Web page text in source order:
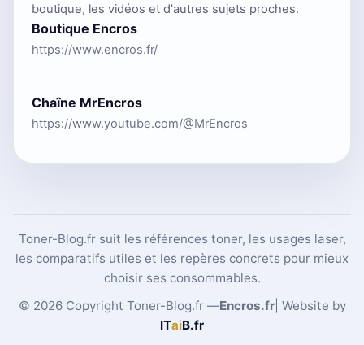
boutique, les vidéos et d'autres sujets proches.
Boutique Encros
https://www.encros.fr/
Chaîne MrEncros
https://www.youtube.com/@MrEncros
Toner-Blog.fr suit les références toner, les usages laser,
les comparatifs utiles et les repères concrets pour mieux
choisir ses consommables.
© 2026 Copyright Toner-Blog.fr —Encros.fr| Website by
ITaiB.fr